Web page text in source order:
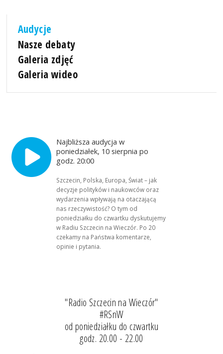
Audycje
Nasze debaty
Galeria zdjęć
Galeria wideo
Najbliższa audycja w
poniedziałek, 10 sierpnia po
godz. 20:00
Szczecin, Polska, Europa, Świat – jak
decyzje polityków i naukowców oraz
wydarzenia wpływają na otaczającą
nas rzeczywistość? O tym od
poniedziałku do czwartku dyskutujemy
w Radiu Szczecin na Wieczór. Po 20
czekamy na Państwa komentarze,
opinie i pytania.
"Radio Szczecin na Wieczór"
#RSnW
od poniedziałku do czwartku
godz. 20.00 - 22.00